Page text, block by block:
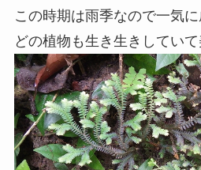
この時期は雨季なので一気
どの植物も生き生きしていて